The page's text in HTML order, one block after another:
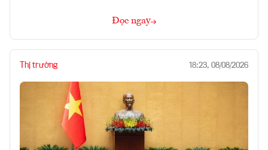
Đọc ngay
Thị trường 18:23, 08/08/2026